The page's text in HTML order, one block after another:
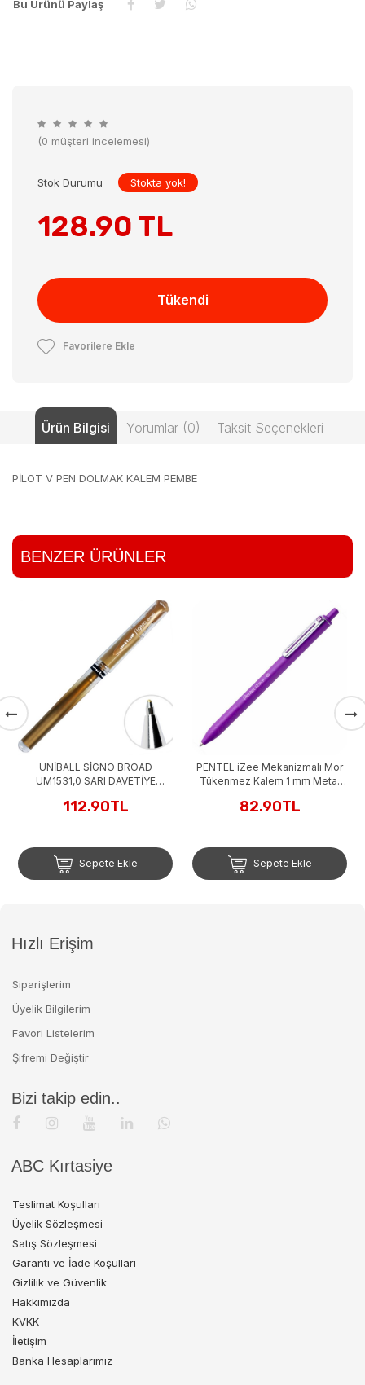
Bu Ürünü Paylaş
(0 müşteri incelemesi)
Stok Durumu Stokta yok!
128.90 TL
Tükendi
Favorilere Ekle
Ürün Bilgisi Yorumlar (0) Taksit Seçenekleri
PİLOT V PEN DOLMAK KALEM PEMBE
BENZER ÜRÜNLER
PENTEL iZee Mekanizmalı Mor
Tükenmez Kalem 1 mm Metal
82.90TL
Sepete Ekle
Uni -ball Signo Broad
Kalemi BRONZ YALDIZ
119.90TL
Hızlı Erişim
Siparişlerim
Üyelik Bilgilerim
Favori Listelerim
Şifremi Değiştir
Bizi takip edin..
ABC Kırtasiye
Teslimat Koşulları
Üyelik Sözleşmesi
Satış Sözleşmesi
Garanti ve İade Koşulları
Gizlilik ve Güvenlik
Hakkımızda
KVKK
İletişim
Banka Hesaplarımız